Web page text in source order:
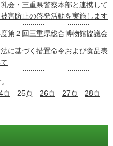
会・三重県警察本部と連携して
害防止の啓発活動を実施します
第２回三重県総合博物館協議会
に基づく措置命令および食品表
頁 25頁 26頁 27頁
28頁